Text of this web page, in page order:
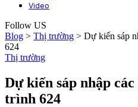
Video
Follow US
Blog > Thị trường > Dự kiến sáp
624
Thị trường
Dự kiến sáp nhập
trình 624